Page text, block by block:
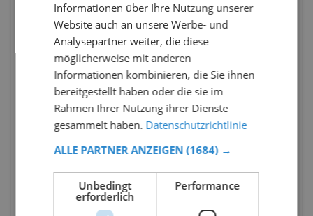
Informationen über Ihre Nutzung unserer
Website auch an unsere Werbe- und
Analysepartner weiter, die diese
möglicherweise mit anderen
Informationen kombinieren, die Sie ihnen
bereitgestellt haben oder die sie im
Rahmen Ihrer Nutzung ihrer Dienste
gesammelt haben. Datenschutzrichtlinie
ALLE PARTNER ANZEIGEN (1684) →
Unbedingt
erforderlich
Performance